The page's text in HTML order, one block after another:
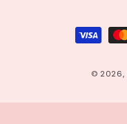
de
© 2026,